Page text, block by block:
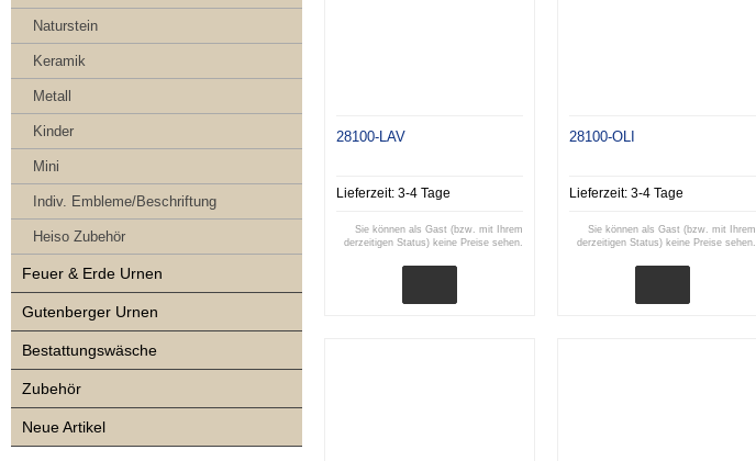
28100-LAV
Lieferzeit: 3-4 Tage
Sie können als Gast (bzw. mit Ihrem
derzeitigen Status) keine Preise sehen.
28100-OLI
Lieferzeit: 3-4 Tage
Sie können als Gast (bzw. mit Ihrem
derzeitigen Status) keine Preise sehen.
Naturstein
Keramik
Metall
Kinder
Mini
Indiv. Embleme/Beschriftung
Heiso Zubehör
Feuer & Erde Urnen
Gutenberger Urnen
Bestattungswäsche
Zubehör
Neue Artikel